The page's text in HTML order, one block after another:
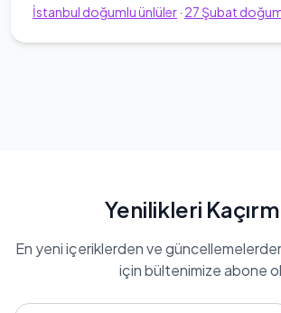
İstanbul doğumlu ünlüler· 27 Şubat
Yenilikleri
En yeni içeriklerden ve
için bültenimize abone